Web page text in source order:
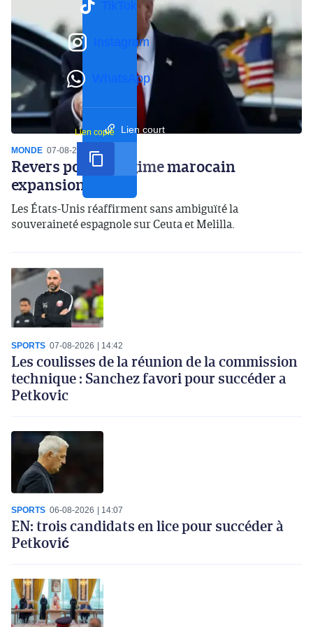
TikTok
Instagram
WhatsApp
Lien court
Lien copié
MONDE 07-08-2026 16:59
Revers pour le régime marocain
expansionniste
Les États-Unis réaffirment sans ambiguïté la
souveraineté espagnole sur Ceuta et Melilla.
SPORTS 07-08-2026 14:42
Les coulisses de la réunion de la commission
technique : Sanchez favori pour succéder a
Petkovic
SPORTS 06-08-2026 14:07
EN: trois candidats en lice pour succéder à
Petković